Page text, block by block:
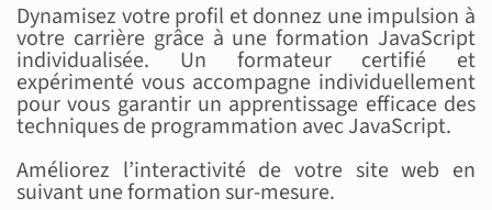
Dynamisez votre profil et donnez une impulsion à
votre carrière grâce à une formation JavaScript
individualisée. Un formateur certifié et
expérimenté vous accompagne individuellement
pour vous garantir un apprentissage efficace des
techniques de programmation avec JavaScript.
Améliorez l’interactivité de votre site web en
suivant une formation sur-mesure.